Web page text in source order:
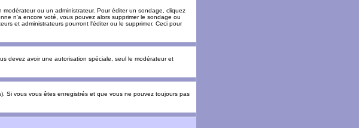
ou un administrateur. Pour éditer un sondage, cliquez
n'a encore voté, vous pouvez alors supprimer le sondage ou
et administrateurs pourront l'éditer ou le supprimer. Ceci pour
devez avoir une autorisation spéciale, seul le modérateur et
Si vous vous êtes enregistrés et que vous ne pouvez toujours pas